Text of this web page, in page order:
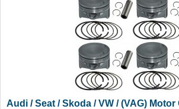
Audi / Seat / Skoda / VW / (VAG)